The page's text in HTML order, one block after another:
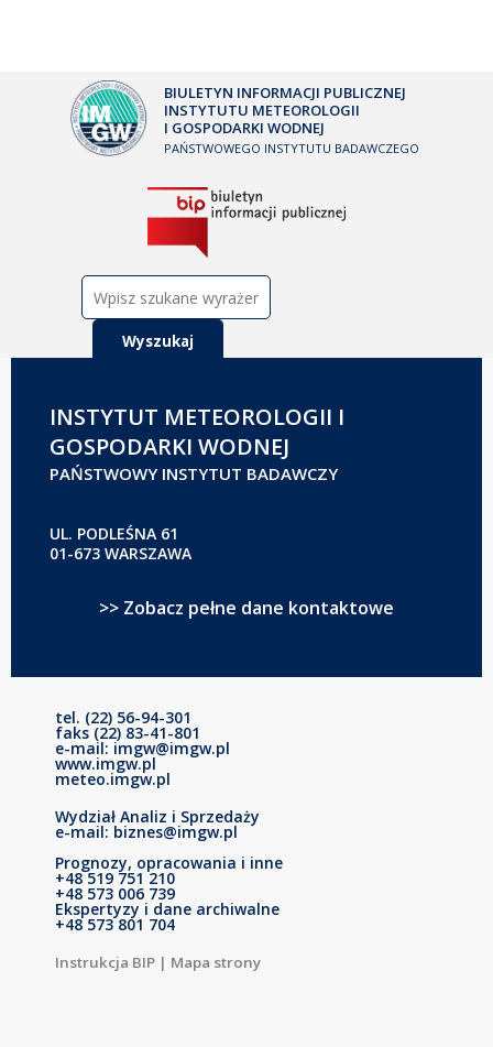
BIULETYN INFORMACJI PUBLICZNEJ
INSTYTUTU METEOROLOGII
I GOSPODARKI WODNEJ
PAŃSTWOWEGO INSTYTUTU BADAWCZEGO
INSTYTUT METEOROLOGII I
GOSPODARKI WODNEJ
PAŃSTWOWY INSTYTUT BADAWCZY
UL. PODLEŚNA 61
01-673 WARSZAWA
>> Zobacz pełne dane kontaktowe
tel. (22) 56-94-301
faks (22) 83-41-801
e-mail: imgw@imgw.pl
www.imgw.pl
meteo.imgw.pl
Wydział Analiz i Sprzedaży
e-mail: biznes@imgw.pl
Prognozy, opracowania i inne
+48 519 751 210
+48 573 006 739
Ekspertyzy i dane archiwalne
+48 573 801 704
Instrukcja BIP | Mapa strony